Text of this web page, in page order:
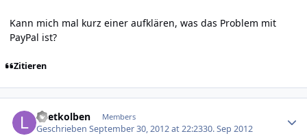
Kann mich mal kurz einer aufklären, was das Problem mit
PayPal ist?
Zitieren
Loetkolben Members
GeschriebenSeptember 30, 2012 at 22:2330. Sep 2012